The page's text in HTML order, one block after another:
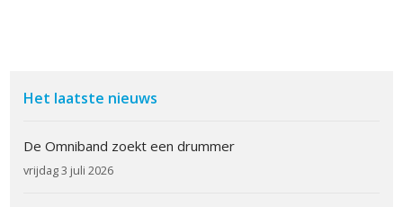
Het laatste nieuws
De Omniband zoekt een drummer
vrijdag 3 juli 2026